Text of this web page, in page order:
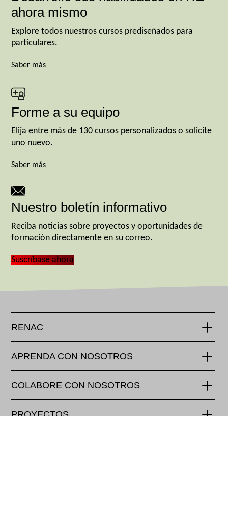
ahora mismo
Explore todos nuestros cursos prediseñados para
particulares.
Saber más
Forme a su equipo
Elija entre más de 130 cursos personalizados o solicite
uno nuevo.
Saber más
Nuestro boletín informativo
Reciba noticias sobre proyectos y oportunidades de
formación directamente en su correo.
Suscríbase ahora
RENAC
APRENDA CON NOSOTROS
COLABORE CON NOSOTROS
PROYECTOS